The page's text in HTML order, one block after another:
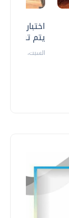
اختبارات
يتم
السبت، 18 يوليو 2026 09:22 ص